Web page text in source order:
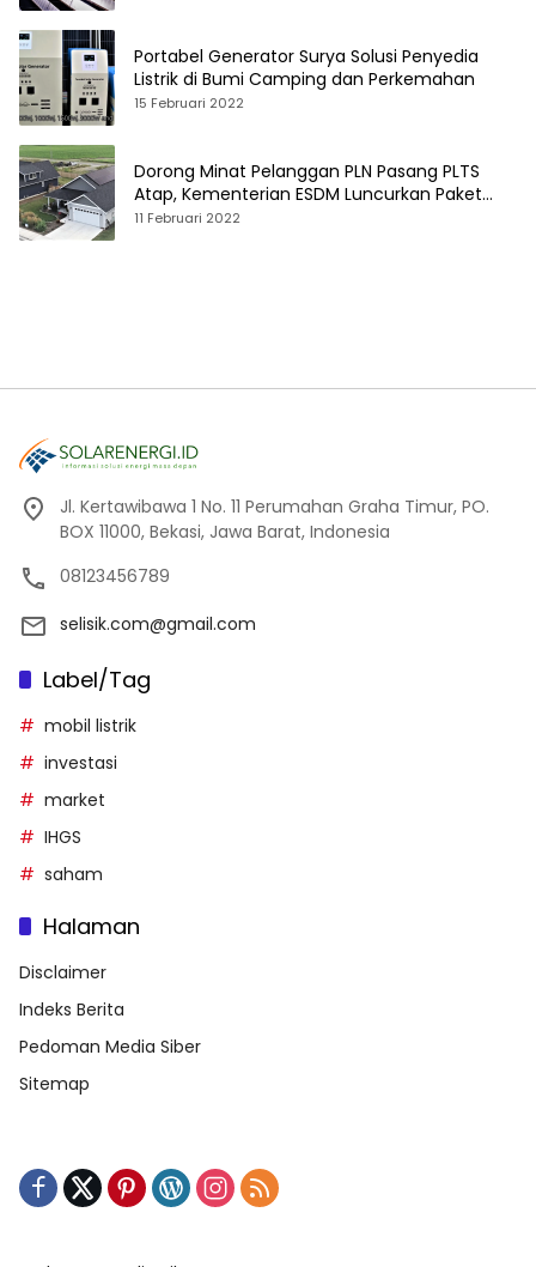
Portabel Generator Surya Solusi Penyedia
Listrik di Bumi Camping dan Perkemahan
15 Februari 2022
Dorong Minat Pelanggan PLN Pasang PLTS
Atap, Kementerian ESDM Luncurkan Paket
Hibah SEF
11 Februari 2022
Jl. Kertawibawa 1 No. 11 Perumahan Graha Timur, PO.
BOX 11000, Bekasi, Jawa Barat, Indonesia
08123456789
selisik.com@gmail.com
Label/Tag
mobil listrik
investasi
market
IHGS
saham
Halaman
Disclaimer
Indeks Berita
Pedoman Media Siber
Sitemap